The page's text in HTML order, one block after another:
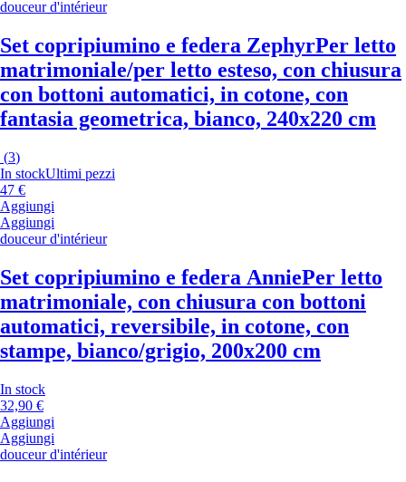
douceur d'intérieur
Set copripiumino e federa ZephyrPer letto
matrimoniale/per letto esteso, con chiusura
con bottoni automatici, in cotone, con
fantasia geometrica, bianco, 240x220 cm
(3)
In stockUltimi pezzi
47 €
Aggiungi
Aggiungi
douceur d'intérieur
Set copripiumino e federa AnniePer letto
matrimoniale, con chiusura con bottoni
automatici, reversibile, in cotone, con
stampe, bianco/grigio, 200x200 cm
In stock
32,90 €
Aggiungi
Aggiungi
douceur d'intérieur